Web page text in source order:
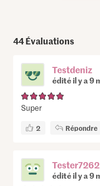
44Évaluations
Testdeniz
édité il y a 9
Super
2 Répondre
Tester7262
édité il y a 9